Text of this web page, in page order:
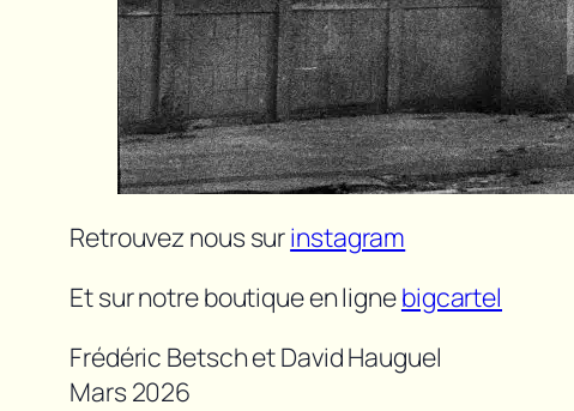
Retrouvez nous surinstagram
Et sur notre boutique en lignebigcartel
Frédéric Betsch et David Hauguel
Mars 2026